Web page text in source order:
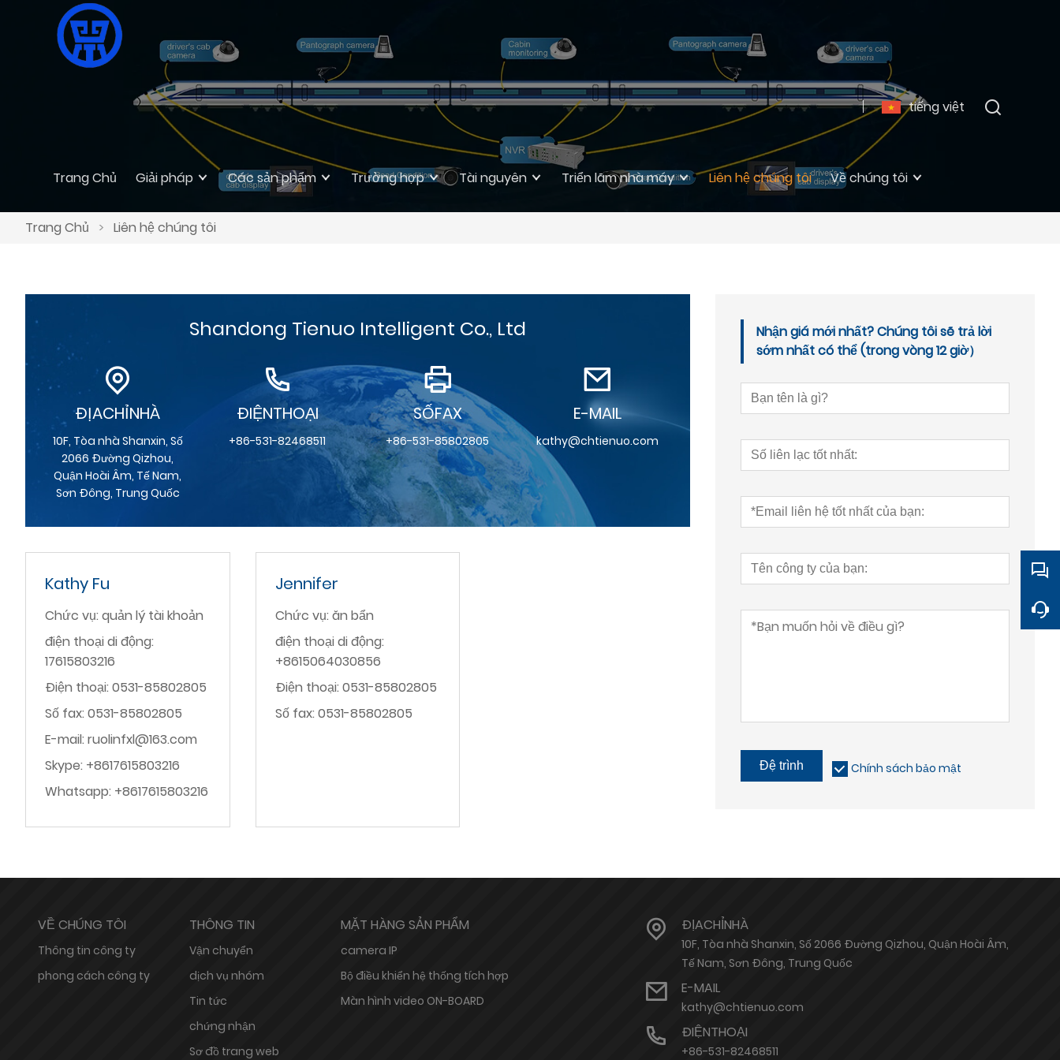
tiếng việt
Trang Chủ Giải pháp Các sản phẩm Trường hợp Tài nguyên Triển lãm nhà máy Liên hệ chúng tôi Về chúng tôi
Trang Chủ > Liên hệ chúng tôi
Shandong Tienuo Intelligent Co., Ltd
ĐỊACHỈNHÀ
10F, Tòa nhà Shanxin, Số
2066 Đường Qizhou,
Quận Hoài Âm, Tế Nam,
Sơn Đông, Trung Quốc
ĐIỆNTHOẠI
+86-531-82468511
SỐFAX
+86-531-85802805
E-MAIL
kathy@chtienuo.com
Kathy Fu
Chức vụ: quản lý tài khoản
điện thoại di động:
17615803216
Điện thoại: 0531-85802805
Số fax: 0531-85802805
E-mail: ruolinfxl@163.com
Skype: +8617615803216
Whatsapp: +8617615803216
Jennifer
Chức vụ: ăn bẩn
điện thoại di động:
+8615064030856
Điện thoại: 0531-85802805
Số fax: 0531-85802805
Nhận giá mới nhất? Chúng tôi sẽ trả lời
sớm nhất có thể (trong vòng 12 giờ）
Đệ trình Chính sách bảo mật
VỀ CHÚNG TÔI
Thông tin công ty
phong cách công ty
THÔNG TIN
Vận chuyển
dịch vụ nhóm
Tin tức
chứng nhận
Sơ đồ trang web
MẶT HÀNG SẢN PHẨM
camera IP
Bộ điều khiển hệ thống tích hợp
Màn hình video ON-BOARD
ĐỊACHỈNHÀ
10F, Tòa nhà Shanxin, Số 2066 Đường Qizhou, Quận Hoài Âm,
Tế Nam, Sơn Đông, Trung Quốc
E-MAIL
kathy@chtienuo.com
ĐIỆNTHOẠI
+86-531-82468511